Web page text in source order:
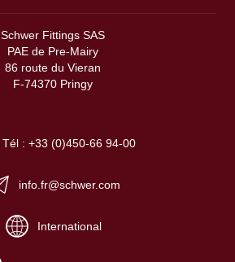
Schwer Fittings SAS
PAE de Pre-Mairy
86 route du Vieran
F-74370 Pringy
Tél : +33 (0)450-66 94-00
info.fr@schwer.com
International